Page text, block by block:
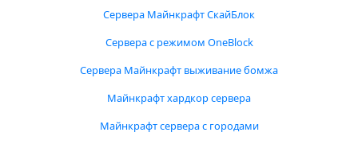
Сервера Майнкрафт СкайБлок
Сервера с режимом OneBlock
Сервера Майнкрафт выживание бомжа
Майнкрафт хардкор сервера
Майнкрафт сервера с городами